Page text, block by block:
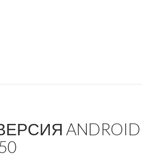
для BlackBerry Priv